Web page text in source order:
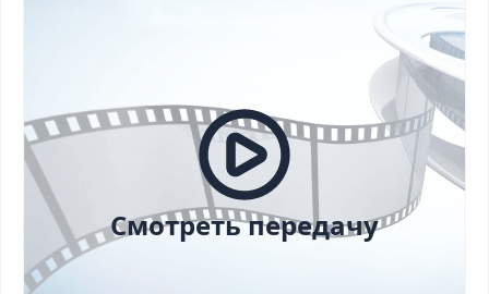
от 25.07.2025 выпуск онлайн, Давай поженимся от 25.07.2025
эфир, Давай поженимся от 25.07.2025 прямо сейчас, Давай
поженимся от 25.07.2025 телепередача, прямой эфир Давай
поженимся от 25.07.2025 онлайн бесплатно, программа Давай
поженимся от 25.07.2025, смотреть Давай поженимся от
25.07.2025 онлайн, самое интересное в Давай поженимся от
25.07.2025, Давай поженимся от 25.07.2025 смотреть сегодня,
смотреть онлайн Давай поженимся от 25.07.2025, ток шоу
Давай поженимся от 25.07.2025, смотреть программу Давай
поженимся от 25.07.2025Смотреть передачу